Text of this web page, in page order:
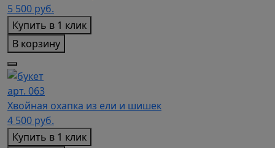
5 500 руб.
Купить в 1 клик
В корзину
арт. 063
Хвойная охапка из ели и шишек
4 500 руб.
Купить в 1 клик